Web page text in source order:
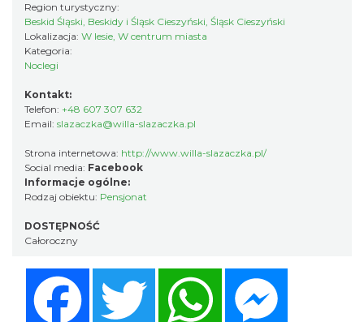
Region turystyczny:
Beskid Śląski, Beskidy i Śląsk Cieszyński, Śląsk Cieszyński
Lokalizacja: W lesie, W centrum miasta
Kategoria:
Noclegi
Kontakt:
Telefon: +48 607 307 632
Email: slazaczka@willa-slazaczka.pl
Strona internetowa: http://www.willa-slazaczka.pl/
Social media: Facebook
Informacje ogólne:
Rodzaj obiektu: Pensjonat
DOSTĘPNOŚĆ
Całoroczny
Twitter WhatsApp